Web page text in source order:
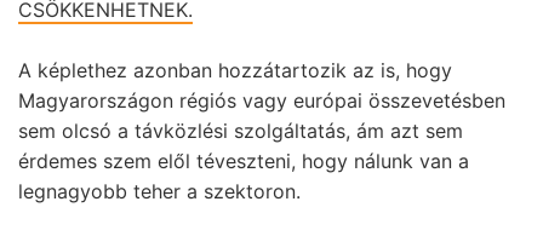
CSÖKKENHETNEK.
A képlethez azonban hozzátartozik az is, hogy
Magyarországon régiós vagy európai összevetésben
sem olcsó a távközlési szolgáltatás, ám azt sem
érdemes szem elől téveszteni, hogy nálunk van a
legnagyobb teher a szektoron.